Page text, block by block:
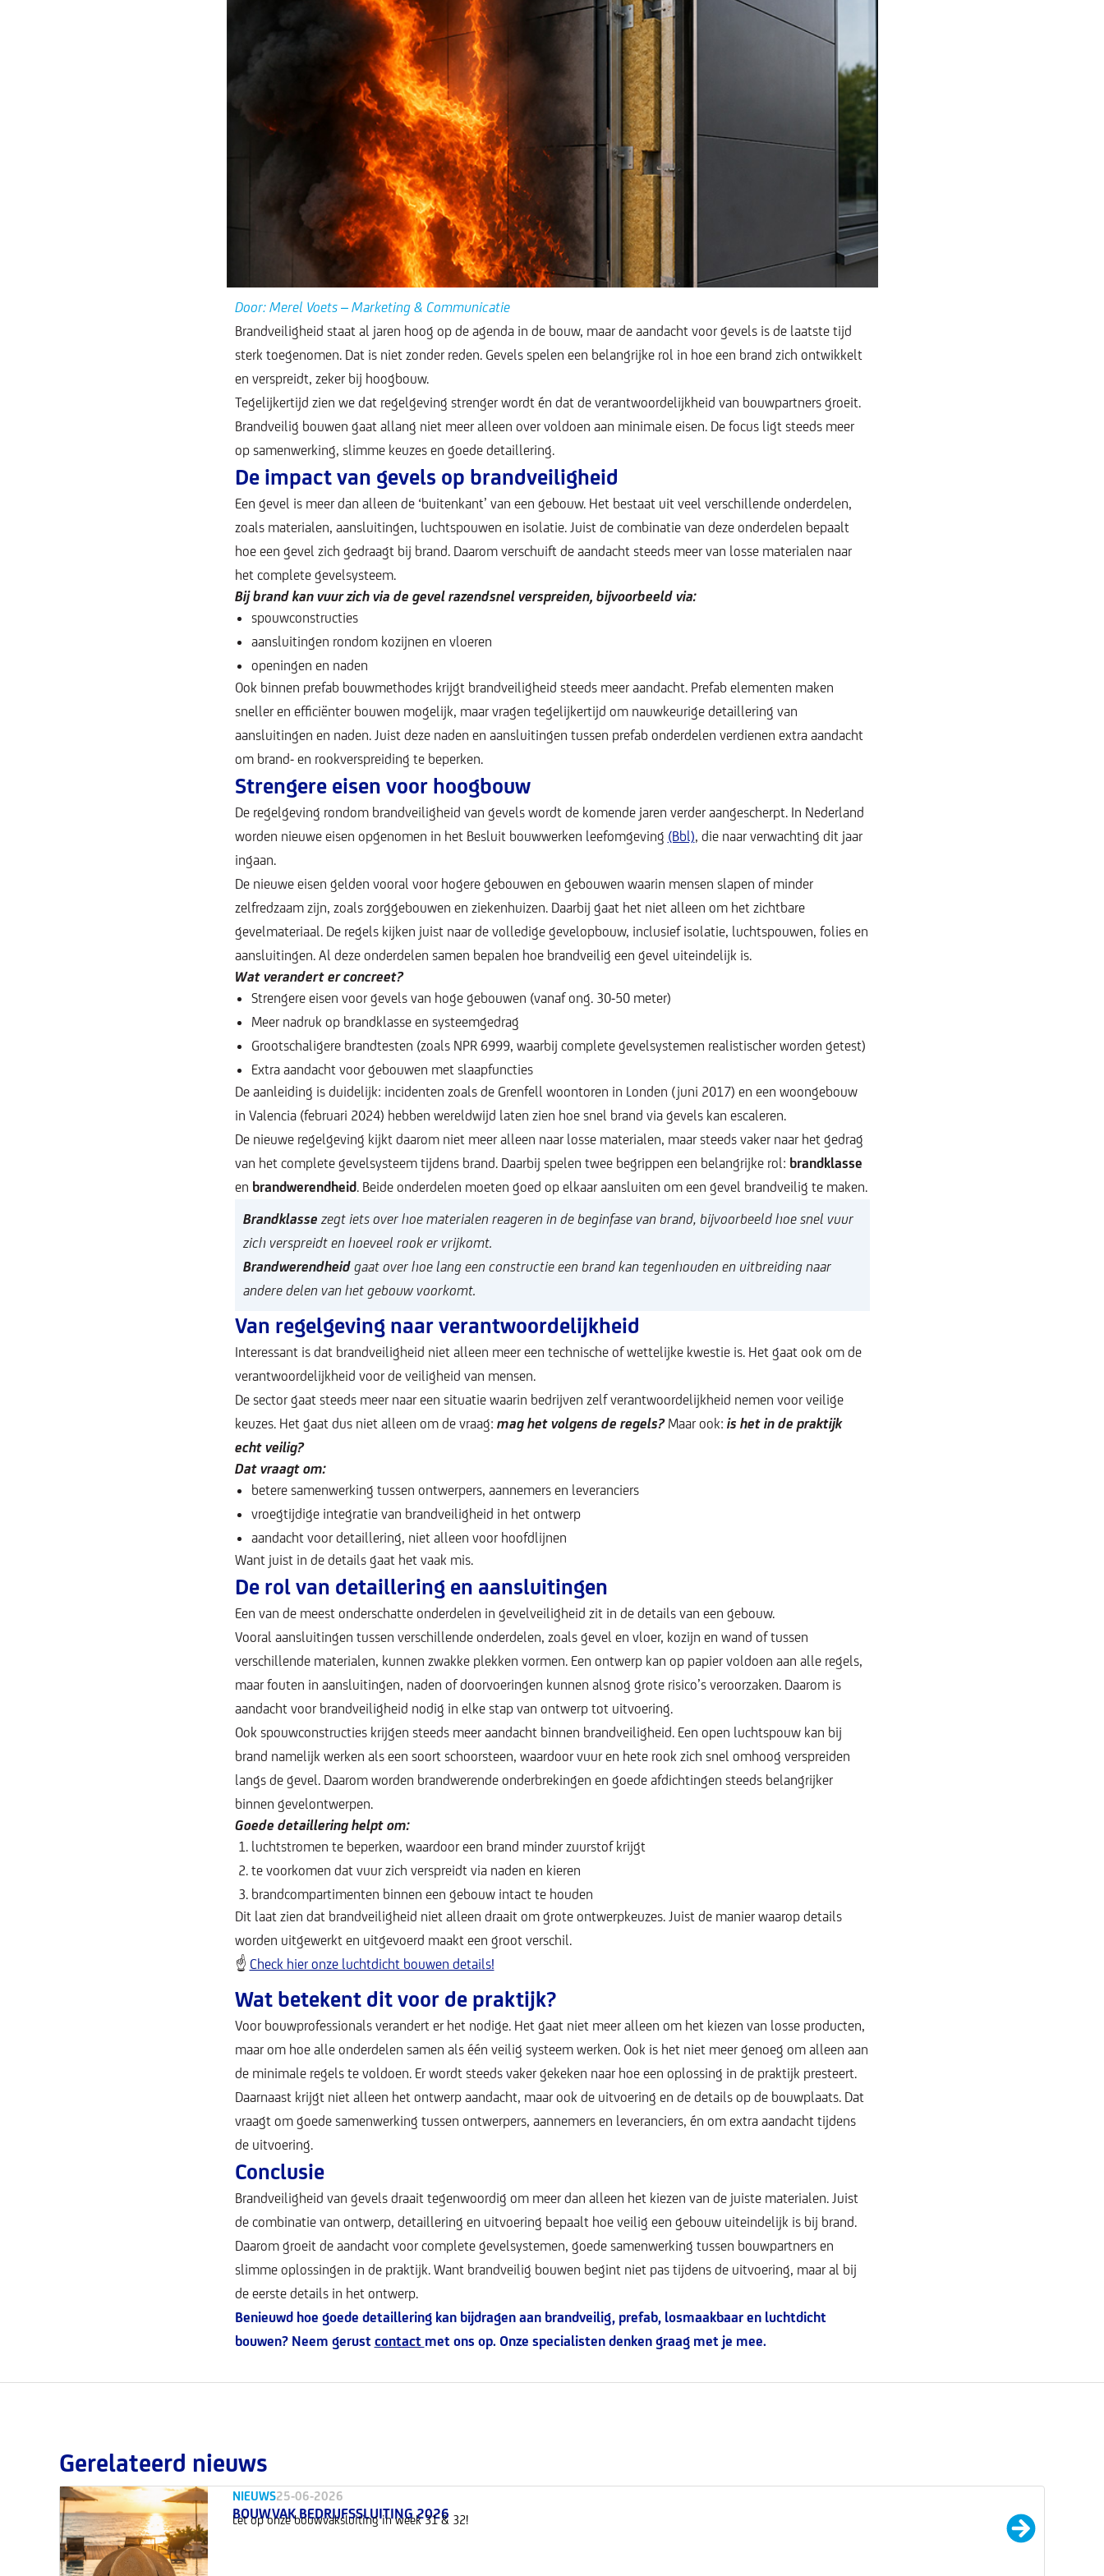
Door: Merel Voets – Marketing & Communicatie
Brandveiligheid staat al jaren hoog op de agenda in de bouw, maar de aandacht voor gevels is de laatste tijd
sterk toegenomen. Dat is niet zonder reden. Gevels spelen een belangrijke rol in hoe een brand zich ontwikkelt
en verspreidt, zeker bij hoogbouw.
Tegelijkertijd zien we dat regelgeving strenger wordt én dat de verantwoordelijkheid van bouwpartners groeit.
Brandveilig bouwen gaat allang niet meer alleen over voldoen aan minimale eisen. De focus ligt steeds meer
op samenwerking, slimme keuzes en goede detaillering.
De impact van gevels op brandveiligheid
Een gevel is meer dan alleen de ‘buitenkant’ van een gebouw. Het bestaat uit veel verschillende onderdelen,
zoals materialen, aansluitingen, luchtspouwen en isolatie. Juist de combinatie van deze onderdelen bepaalt
hoe een gevel zich gedraagt bij brand. Daarom verschuift de aandacht steeds meer van losse materialen naar
het complete gevelsysteem.
Bij brand kan vuur zich via de gevel razendsnel verspreiden, bijvoorbeeld via:
spouwconstructies
aansluitingen rondom kozijnen en vloeren
openingen en naden
Ook binnen prefab bouwmethodes krijgt brandveiligheid steeds meer aandacht. Prefab elementen maken
sneller en efficiënter bouwen mogelijk, maar vragen tegelijkertijd om nauwkeurige detaillering van
aansluitingen en naden. Juist deze naden en aansluitingen tussen prefab onderdelen verdienen extra aandacht
om brand- en rookverspreiding te beperken.
Strengere eisen voor hoogbouw
De regelgeving rondom brandveiligheid van gevels wordt de komende jaren verder aangescherpt. In Nederland
worden nieuwe eisen opgenomen in het Besluit bouwwerken leefomgeving (Bbl), die naar verwachting dit jaar
ingaan.
De nieuwe eisen gelden vooral voor hogere gebouwen en gebouwen waarin mensen slapen of minder
zelfredzaam zijn, zoals zorggebouwen en ziekenhuizen. Daarbij gaat het niet alleen om het zichtbare
gevelmateriaal. De regels kijken juist naar de volledige gevelopbouw, inclusief isolatie, luchtspouwen, folies en
aansluitingen. Al deze onderdelen samen bepalen hoe brandveilig een gevel uiteindelijk is.
Wat verandert er concreet?
Strengere eisen voor gevels van hoge gebouwen (vanaf ong. 30-50 meter)
Meer nadruk op brandklasse en systeemgedrag
Grootschaligere brandtesten (zoals NPR 6999, waarbij complete gevelsystemen realistischer worden getest)
Extra aandacht voor gebouwen met slaapfuncties
De aanleiding is duidelijk: incidenten zoals de Grenfell woontoren in Londen (juni 2017) en een woongebouw
in Valencia (februari 2024) hebben wereldwijd laten zien hoe snel brand via gevels kan escaleren.
De nieuwe regelgeving kijkt daarom niet meer alleen naar losse materialen, maar steeds vaker naar het gedrag
van het complete gevelsysteem tijdens brand. Daarbij spelen twee begrippen een belangrijke rol: brandklasse
en brandwerendheid. Beide onderdelen moeten goed op elkaar aansluiten om een gevel brandveilig te maken.
Brandklasse zegt iets over hoe materialen reageren in de beginfase van brand, bijvoorbeeld hoe snel vuur
zich verspreidt en hoeveel rook er vrijkomt.
Brandwerendheidgaat over hoe lang een constructie een brand kan tegenhouden en uitbreiding naar
andere delen van het gebouw voorkomt.
Van regelgeving naar verantwoordelijkheid
Interessant is dat brandveiligheid niet alleen meer een technische of wettelijke kwestie is. Het gaat ook om de
verantwoordelijkheid voor de veiligheid van mensen.
De sector gaat steeds meer naar een situatie waarin bedrijven zelf verantwoordelijkheid nemen voor veilige
keuzes. Het gaat dus niet alleen om de vraag: mag het volgens de regels?Maar ook: is het in de praktijk
echt veilig?
Dat vraagt om:
betere samenwerking tussen ontwerpers, aannemers en leveranciers
vroegtijdige integratie van brandveiligheid in het ontwerp
aandacht voor detaillering, niet alleen voor hoofdlijnen
Want juist in de details gaat het vaak mis.
De rol van detaillering en aansluitingen
Een van de meest onderschatte onderdelen in gevelveiligheid zit in de details van een gebouw.
Vooral aansluitingen tussen verschillende onderdelen, zoals gevel en vloer, kozijn en wand of tussen
verschillende materialen, kunnen zwakke plekken vormen. Een ontwerp kan op papier voldoen aan alle regels,
maar fouten in aansluitingen, naden of doorvoeringen kunnen alsnog grote risico’s veroorzaken. Daarom is
aandacht voor brandveiligheid nodig in elke stap van ontwerp tot uitvoering.
Ook spouwconstructies krijgen steeds meer aandacht binnen brandveiligheid. Een open luchtspouw kan bij
brand namelijk werken als een soort schoorsteen, waardoor vuur en hete rook zich snel omhoog verspreiden
langs de gevel. Daarom worden brandwerende onderbrekingen en goede afdichtingen steeds belangrijker
binnen gevelontwerpen.
Goede detaillering helpt om:
luchtstromen te beperken, waardoor een brand minder zuurstof krijgt
te voorkomen dat vuur zich verspreidt via naden en kieren
brandcompartimenten binnen een gebouw intact te houden
Dit laat zien dat brandveiligheid niet alleen draait om grote ontwerpkeuzes. Juist de manier waarop details
worden uitgewerkt en uitgevoerd maakt een groot verschil.
☝ Check hier onze luchtdicht bouwen details!
Wat betekent dit voor de praktijk?
Voor bouwprofessionals verandert er het nodige. Het gaat niet meer alleen om het kiezen van losse producten,
maar om hoe alle onderdelen samen als één veilig systeem werken. Ook is het niet meer genoeg om alleen aan
de minimale regels te voldoen. Er wordt steeds vaker gekeken naar hoe een oplossing in de praktijk presteert.
Daarnaast krijgt niet alleen het ontwerp aandacht, maar ook de uitvoering en de details op de bouwplaats. Dat
vraagt om goede samenwerking tussen ontwerpers, aannemers en leveranciers, én om extra aandacht tijdens
de uitvoering.
Conclusie
Brandveiligheid van gevels draait tegenwoordig om meer dan alleen het kiezen van de juiste materialen. Juist
de combinatie van ontwerp, detaillering en uitvoering bepaalt hoe veilig een gebouw uiteindelijk is bij brand.
Daarom groeit de aandacht voor complete gevelsystemen, goede samenwerking tussen bouwpartners en
slimme oplossingen in de praktijk. Want brandveilig bouwen begint niet pas tijdens de uitvoering, maar al bij
de eerste details in het ontwerp.
Benieuwd hoe goede detaillering kan bijdragen aan brandveilig, prefab, losmaakbaar en luchtdicht
bouwen? Neem gerust contact met ons op. Onze specialisten denken graag met je mee.
Gerelateerd nieuws
NIEUWS25-06-2026
BOUWVAK BEDRIJFSSLUITING 2026
Let op onze bouwvaksluiting in week 31 & 32!